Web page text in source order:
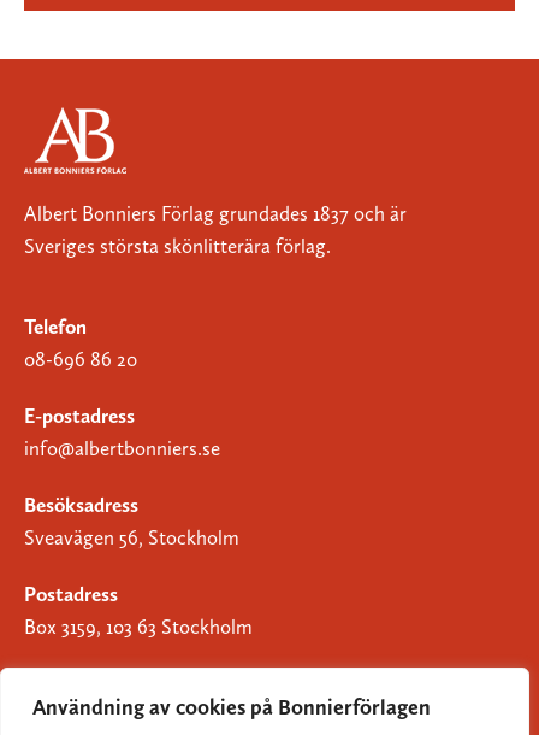
Användning av cookies på Bonnierförlagen
Albert Bonniers Förlag grundades 1837 och är
Sveriges största skönlitterära förlag.
Telefon
08-696 86 20
E-postadress
info@albertbonniers.se
Besöksadress
Sveavägen 56, Stockholm
Postadress
Box 3159, 103 63 Stockholm